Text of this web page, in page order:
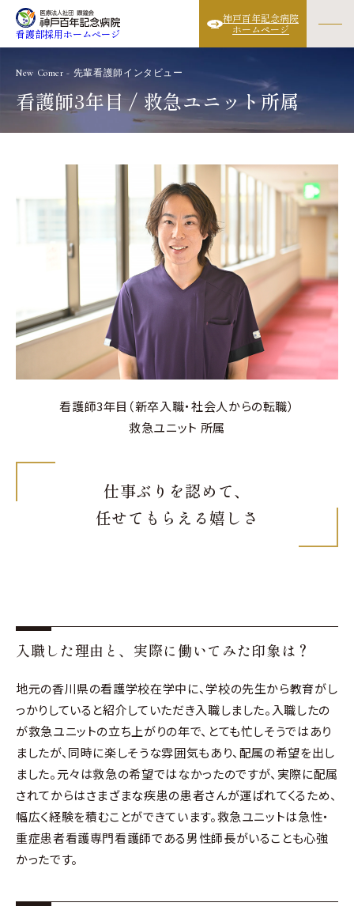
看護部採用ホームページ
神戸百年記念病院
ホームページ
看護部の紹介
先輩インタビュー
ワークライフバランス
福利厚生
採用情報
New Comer - 先輩看護師インタビュー
看護師3年目 / 救急ユニット所属
看護師3年目（新卒入職・社会人からの転職）
救急ユニット 所属
仕事ぶりを認めて、
任せてもらえる嬉しさ
入職した理由と、実際に働いてみた印象は？
地元の香川県の看護学校在学中に、学校の先生から教育がし
っかりしていると紹介していただき入職しました。入職したの
が救急ユニットの立ち上がりの年で、とても忙しそうではあり
ましたが、同時に楽しそうな雰囲気もあり、配属の希望を出し
ました。元々は救急の希望ではなかったのですが、実際に配属
されてからはさまざまな疾患の患者さんが運ばれてくるため、
幅広く経験を積むことができています。救急ユニットは急性・
重症患者看護専門看護師である男性師長がいることも心強
かったです。